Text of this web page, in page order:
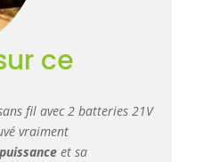
ce
fil avec 2 batteries 21V
vraiment
puissanceet sa